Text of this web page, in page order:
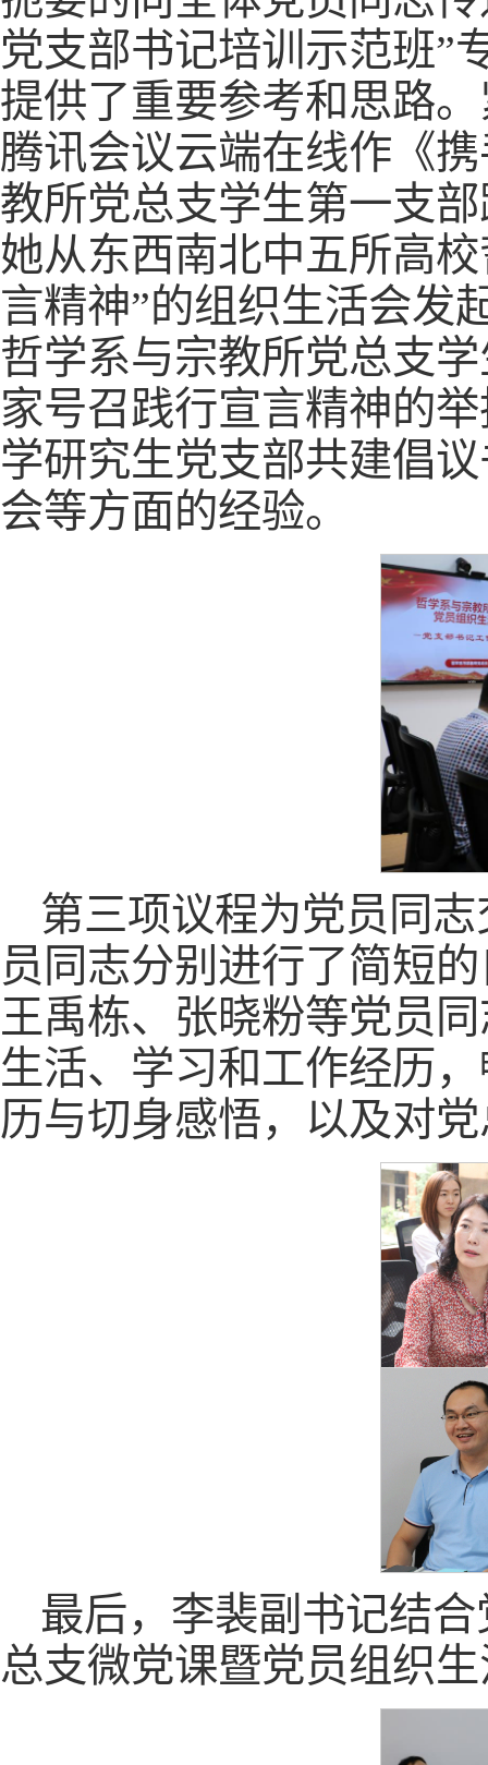
党支部书记培训示范班”
提供了重要参考和思路
腾讯会议云端在线作《
教所党总支学生第一支
她从东西南北中五所高
言精神”的组织生活会发
哲学系与宗教所党总支
家号召践行宣言精神的
学研究生党支部共建倡
会等方面的经验。
第三项议程为党员同
员同志分别进行了简短
王禹栋、张晓粉等党员
生活、学习和工作经历
历与切身感悟，以及对
最后，李裴副书记结
总支微党课暨党员组织